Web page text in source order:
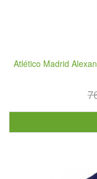
Atlético Madrid